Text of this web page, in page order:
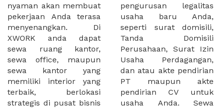
nyaman akan membuat
pekerjaan Anda terasa
menyenangkan. Di
XWORK anda dapat
sewa ruang kantor,
sewa office, maupun
sewa kantor yang
memiliki interior yang
terbaik, berlokasi
strategis di pusat bisnis
pengurusan legalitas
usaha baru Anda,
seperti surat domisili,
Tanda Domisili
Perusahaan, Surat Izin
Usaha Perdagangan,
dan atau akte pendirian
PT maupun akte
pendirian CV untuk
usaha Anda. Sewa